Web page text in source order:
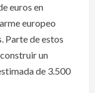
euros en
europeo
Parte de estos
un
de 3.500